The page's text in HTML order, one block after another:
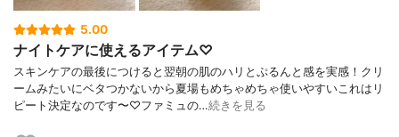
5.00
ナイトケアに使えるアイテム♡
スキンケアの最後につけると翌朝の肌のハリとぷるんと感を実感！クリ
ームみたいにベタつかないから夏場もめちゃめちゃ使いやすいこれはリ
ピート決定なのです〜♡ファミュの…続きを見る